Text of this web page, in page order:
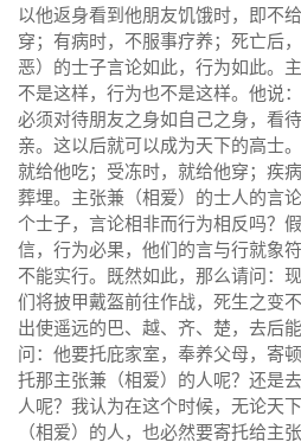
以他返身看到他朋友饥饿时，即不
穿；有病时，不服事疗养；死亡后
恶）的士子言论如此，行为如此。
不是这样，行为也不是这样。他说
必须对待朋友之身如自己之身，看
亲。这以后就可以成为天下的高士
就给他吃；受冻时，就给他穿；疾
葬埋。主张兼（相爱）的士人的言
个士子，言论相非而行为相反吗？
信，行为必果，他们的言与行就象
不能实行。既然如此，那么请问：
们将披甲戴盔前往作战，死生之变
出使遥远的巴、越、齐、楚，去后
问：他要托庇家室，奉养父母，寄
托那主张兼（相爱）的人呢？还是
人呢？我认为在这个时候，无论天
（相爱）的人，也必然要寄托给主